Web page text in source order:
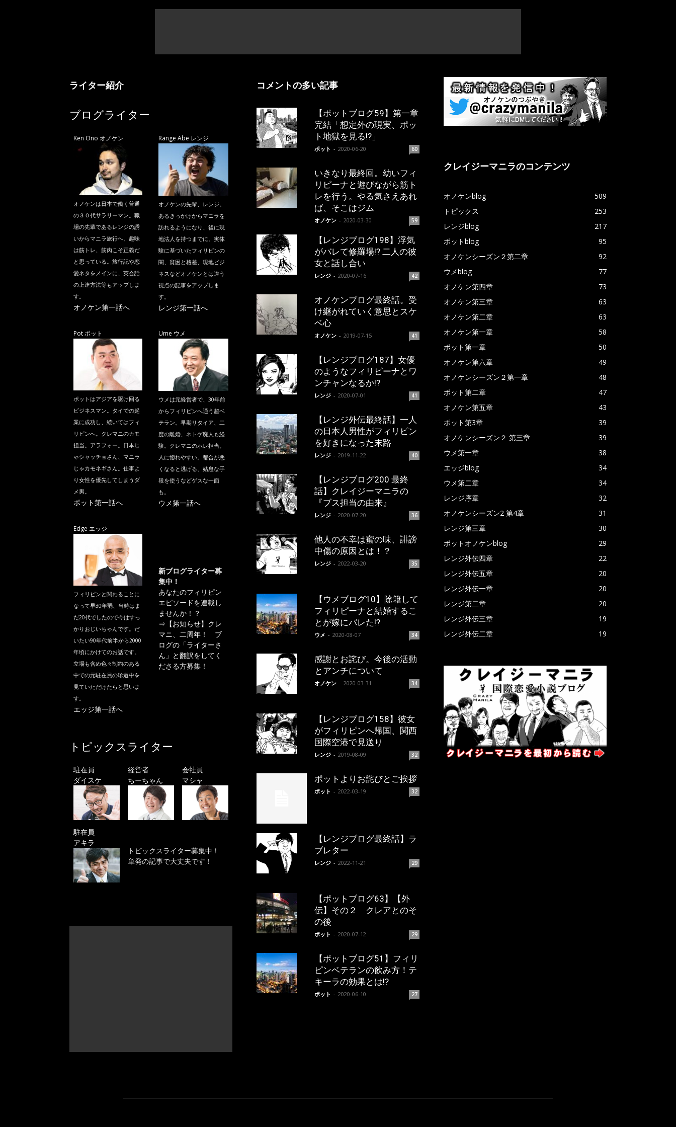
ライター紹介
ブログライター
Ken Ono オノケン
オノケンは日本で働く普通
の３０代サラリーマン。職
場の先輩であるレンジの誘
いからマニラ旅行へ。趣味
は筋トレ、筋肉こそ正義だ
と思っている。旅行記や恋
愛ネタをメインに、英会話
の上達方法等もアップしま
す。
オノケン第一話へ
Range Abe レンジ
オノケンの先輩、レンジ。
あるきっかけからマニラを
訪れるようになり、後に現
地法人を持つまでに。実体
験に基づいたフィリピンの
闇、貧困と格差、現地ビジ
ネスなどオノケンとは違う
視点の記事をアップしま
す。
レンジ第一話へ
Pot ポット
ポットはアジアを駆け回る
ビジネスマン。タイでの起
業に成功し、続いてはフィ
リピンへ。クレマニのカモ
担当。アラフォー。日本じ
ゃシャッチョさん、マニラ
じゃカモネギさん。仕事よ
り女性を優先してしまうダ
メ男。
ポット第一話へ
Ume ウメ
ウメは元経営者で、30年前
からフィリピンへ通う超ベ
テラン。早期リタイア、二
度の離婚、ネトゲ廃人も経
験。クレマニのホレ担当。
人に惚れやすい。都合が悪
くなると逃げる、姑息な手
段を使うなどゲスな一面
も。
ウメ第一話へ
Edge エッジ
フィリピンと関わることに
なって早30年弱、当時はま
だ20代でしたので今はすっ
かりおじいちゃんです。だ
いたい90年代前半から2000
年頃にかけてのお話です。
立場も含め色々制約のある
中での元駐在員の珍道中を
見ていただけたらと思いま
す。
エッジ第一話へ
新ブログライター募
集中！
あなたのフィリピン
エピソードを連載し
ませんか！？
⇒ 【お知らせ】クレ
マニ、二周年！ ブ
ログの「ライターさ
ん」と翻訳をしてく
ださる方募集！
トピックスライター
駐在員
ダイスケ
経営者
ちーちゃん
会社員
マシャ
駐在員
アキラ
トピックスライター募集中！
単発の記事で大丈夫です！
コメントの多い記事
【ポットブログ59】第一章
完結「想定外の現実、ポッ
ト地獄を見る!?」
ポット - 2020-06-20 60
いきなり最終回。幼いフィ
リピーナと遊びながら筋ト
レを行う。やる気さえあれ
ば、そこはジム
オノケン - 2020-03-30 59
【レンジブログ198】浮気
がバレて修羅場!? 二人の彼
女と話し合い
レンジ - 2020-07-16 42
オノケンブログ最終話。受
け継がれていく意思とスケ
ベ心
オノケン - 2019-07-15 41
【レンジブログ187】女優
のようなフィリピーナとワ
ンチャンなるか!?
レンジ - 2020-07-01 41
【レンジ外伝最終話】一人
の日本人男性がフィリピン
を好きになった末路
レンジ - 2019-11-22 40
【レンジブログ200 最終
話】クレイジーマニラの
『ブス担当の由来』
レンジ - 2020-07-20 36
他人の不幸は蜜の味、誹謗
中傷の原因とは！？
レンジ - 2022-03-20 35
【ウメブログ10】除籍して
フィリピーナと結婚するこ
とが嫁にバレた!?
ウメ - 2020-08-07 34
感謝とお詫び。今後の活動
とアンチについて
オノケン - 2020-03-31 34
【レンジブログ158】彼女
がフィリピンへ帰国、関西
国際空港で見送り
レンジ - 2019-08-09 32
ポットよりお詫びとご挨拶
ポット - 2022-03-19 32
【レンジブログ最終話】ラ
ブレター
レンジ - 2022-11-21 29
【ポットブログ63】【外
伝】その２ クレアとのそ
の後
ポット - 2020-07-12 29
【ポットブログ51】フィリ
ピンベテランの飲み方！テ
キーラの効果とは!?
ポット - 2020-06-10 27
クレイジーマニラのコンテンツ
オノケンblog
509
トピックス
253
レンジblog
217
ポットblog
95
オノケンシーズン２第二章
92
ウメblog
77
オノケン第四章
73
オノケン第三章
63
オノケン第二章
63
オノケン第一章
58
ポット第一章
50
オノケン第六章
49
オノケンシーズン２第一章
48
ポット第二章
47
オノケン第五章
43
ポット第3章
39
オノケンシーズン２ 第三章
39
ウメ第一章
38
エッジblog
34
ウメ第二章
34
レンジ序章
32
オノケンシーズン2 第4章
31
レンジ第三章
30
ポットオノケンblog
29
レンジ外伝四章
22
レンジ外伝五章
20
レンジ外伝一章
20
レンジ第二章
20
レンジ外伝三章
19
レンジ外伝二章
19